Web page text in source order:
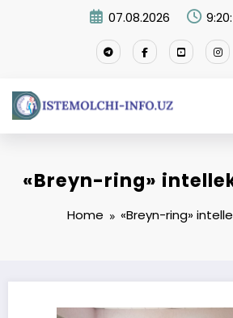
07.08.2026
«Breyn-ring»
Home «Breyn-ring»